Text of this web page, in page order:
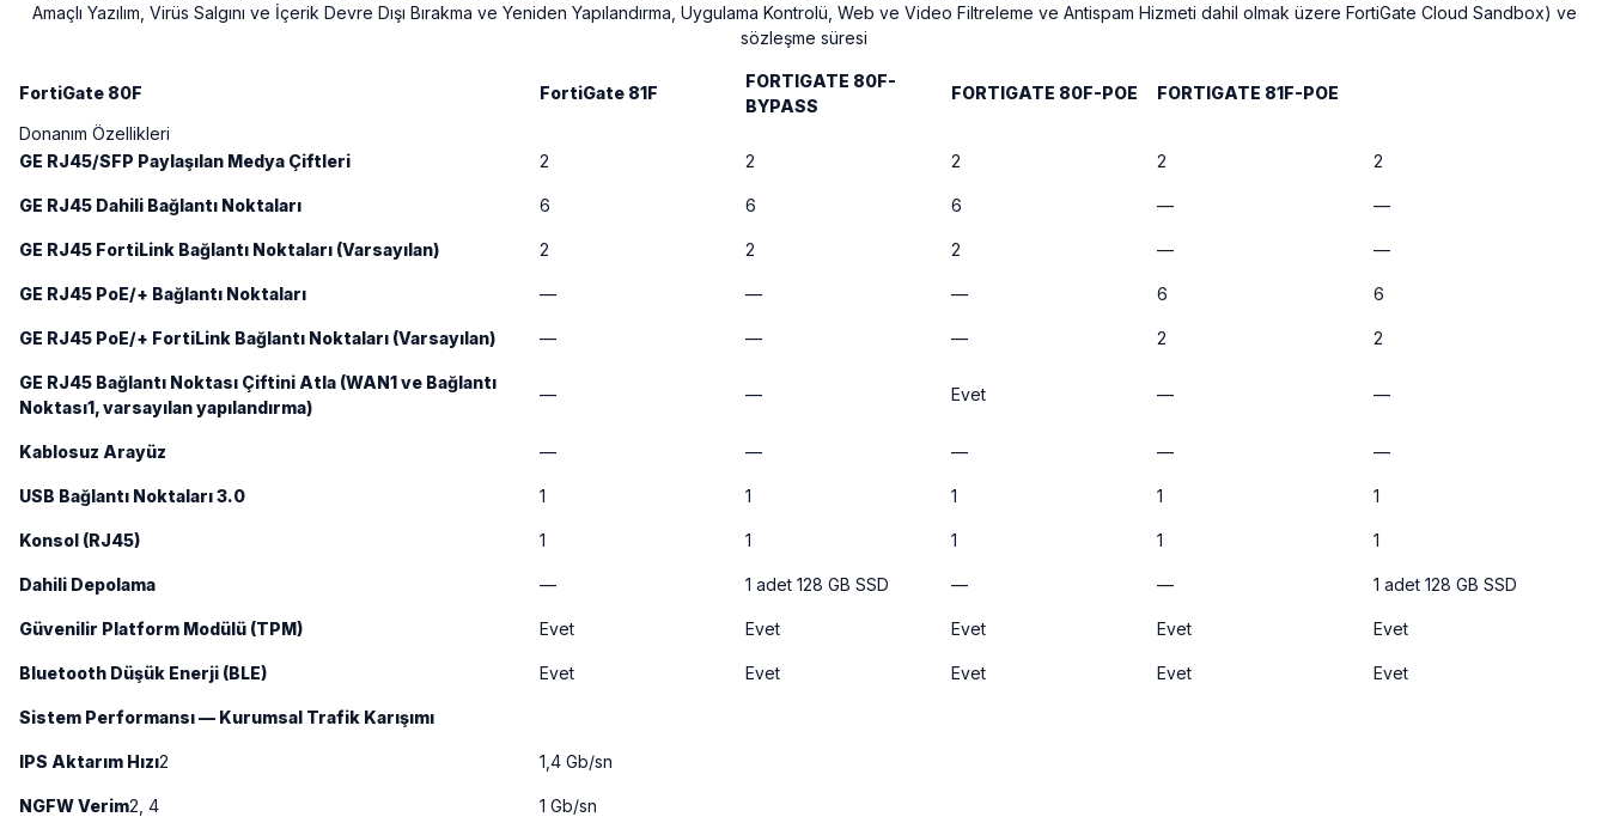
Amaçlı Yazılım, Virüs Salgını ve İçerik Devre Dışı Bırakma ve Yeniden Yapılandırma, Uygulama Kontrolü, Web ve Video Filtreleme ve Antispam Hizmeti dahil olmak üzere FortiGate Cloud Sandbox) ve
sözleşme süresi
FortiGate 80F FortiGate 81F
FORTIGATE 80F-
BYPASS
FORTIGATE 80F-POE
FORTIGATE 81F-POE
Donanım Özellikleri
GE RJ45/SFP Paylaşılan Medya Çiftleri
2 2 2 2 2
GE RJ45 Dahili Bağlantı Noktaları 6 6 6 — —
GE RJ45 FortiLink Bağlantı Noktaları (Varsayılan) 2 2 2 — —
GE RJ45 PoE/+ Bağlantı Noktaları — — — 6 6
GE RJ45 PoE/+ FortiLink Bağlantı Noktaları (Varsayılan) — — — 2 2
GE RJ45 Bağlantı Noktası Çiftini Atla (WAN1 ve Bağlantı
Noktası1, varsayılan yapılandırma)
— — Evet — —
Kablosuz Arayüz — — — — —
USB Bağlantı Noktaları 3.0 1 1 1 1 1
Konsol (RJ45) 1 1 1 1 1
Dahili Depolama — 1 adet 128 GB SSD — — 1 adet 128 GB SSD
Güvenilir Platform Modülü (TPM) Evet Evet Evet Evet Evet
Bluetooth Düşük Enerji (BLE) Evet Evet Evet Evet Evet
Sistem Performansı — Kurumsal Trafik Karışımı
IPS Aktarım Hızı2 1,4 Gb/sn
NGFW Verim2, 4 1 Gb/sn